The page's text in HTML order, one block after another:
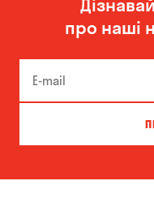
про наші